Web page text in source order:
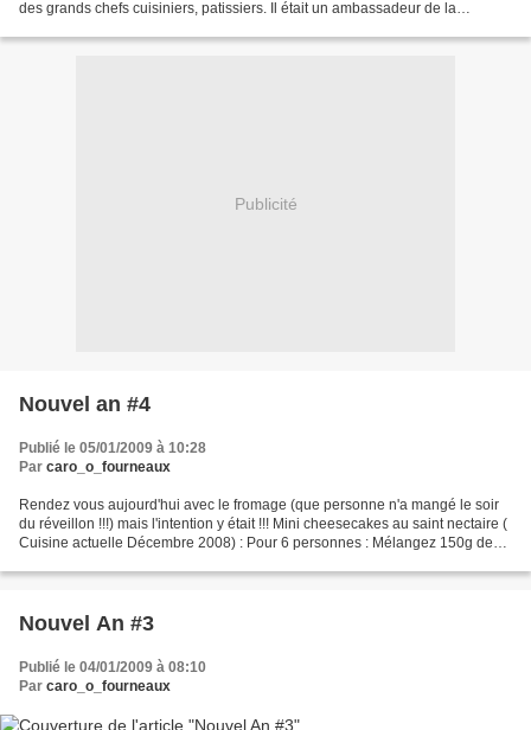
des grands chefs cuisiniers, patissiers. Il était un ambassadeur de la
Publicité
Nouvel an #4
Publié le 05/01/2009 à 10:28
Par caro_o_fourneaux
Rendez vous aujourd'hui avec le fromage (que personne n'a mangé le soir
du réveillon !!!) mais l'intention y était !!! Mini cheesecakes au saint nectaire (
Cuisine actuelle Décembre 2008) : Pour 6 personnes : Mélangez 150g de
Nouvel An #3
Publié le 04/01/2009 à 08:10
Par caro_o_fourneaux